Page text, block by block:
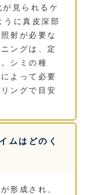
見られるケ
に真皮深部
射が必要な
ングは、定
シミの種
よって必要
ングで目安
ムはどのく
形成され、